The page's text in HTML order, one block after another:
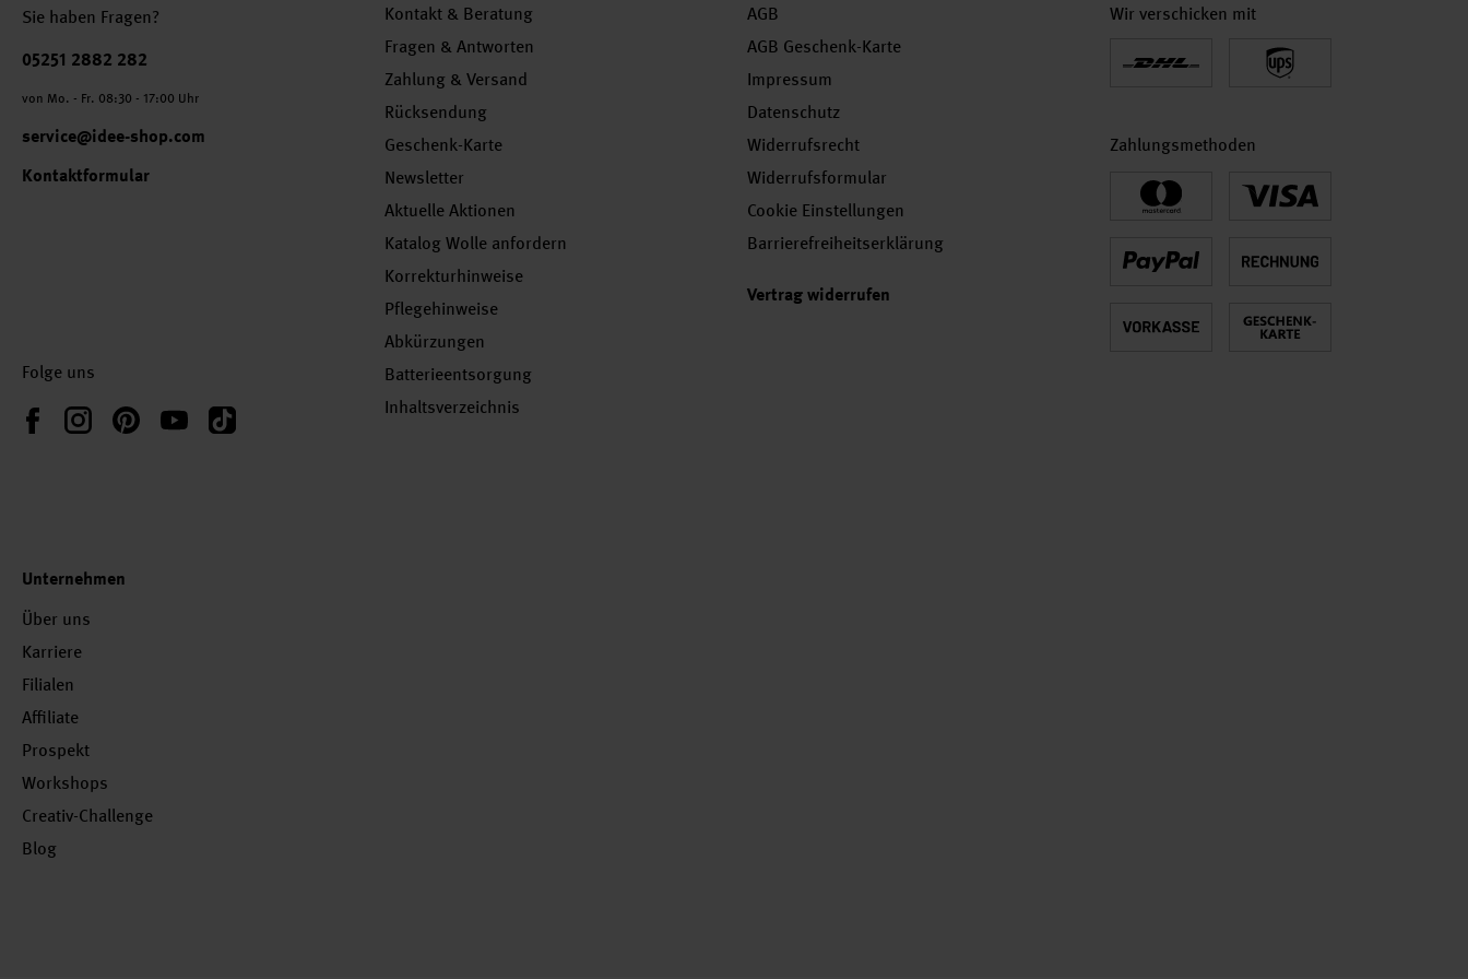
Sie haben Fragen?
Telefonnummer
05251 2882 282
von Mo. - Fr. 08:30 - 17:00 Uhr
service@idee-shop.com
Kontaktformular
Folge uns
FacebookInstagramPinterestYouTubeTikTok
Kontakt & Beratung
Fragen & Antworten
Zahlung & Versand
Rücksendung
Geschenk-Karte
Newsletter
Aktuelle Aktionen
Katalog Wolle anfordern
Korrekturhinweise
Pflegehinweise
Abkürzungen
Batterieentsorgung
Inhaltsverzeichnis
AGB
AGB Geschenk-Karte
Impressum
Datenschutz
Widerrufsrecht
Widerrufsformular
Cookie Einstellungen
Barrierefreiheitserklärung
Vertrag widerrufen
Wir verschicken mit
Zahlungsmethoden
Unternehmen
Über uns
Karriere
Filialen
Affiliate
Prospekt
Workshops
Creativ-Challenge
Blog